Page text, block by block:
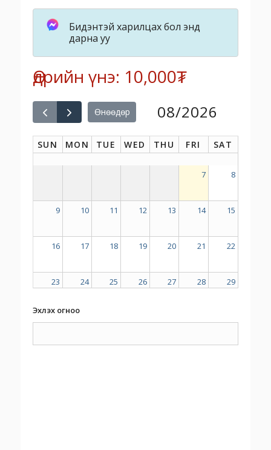
Бидэнтэй харилцах бол энд
дарна уу
Өдрийн үнэ: 10,000₮
Өнөөдөр 08/2026
SUN MON TUE WED THU FRI SAT
7 8
9 10 11 12 13 14 15
16 17 18 19 20 21 22
23 24 25 26 27 28 29
Эхлэх огноо